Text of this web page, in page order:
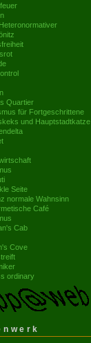
Quartier
für Fortgeschrittene
und Hauptstadtkatze
Seite
normale Wahnsinn
Café
Cab
Cove
ordinary